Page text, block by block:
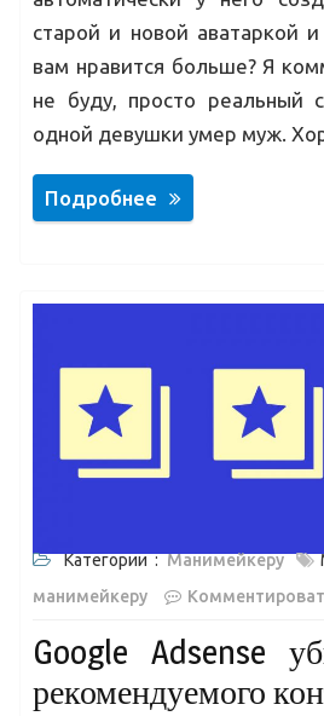
старой и новой аватаркой
вам нравится больше? Я
не буду, просто реальный
одной девушки умер муж.
Подробнее
Категории :Манимейкеру
манимейкеру
Google Adsense
рекомендуемого